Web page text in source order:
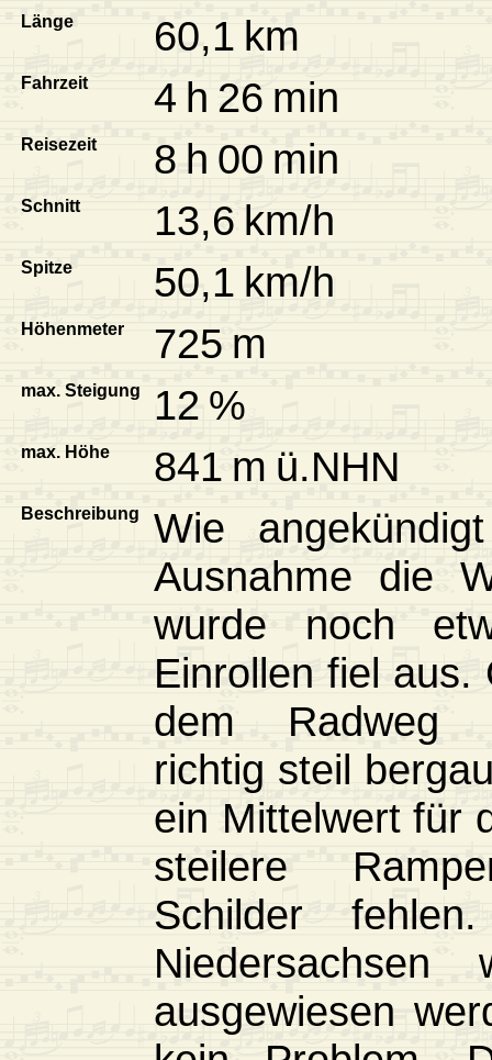
Länge 60,1 km
Fahrzeit 4 h 26 min
Reisezeit 8 h 00 min
Schnitt 13,6 km/h
Spitze 50,1 km/h
Höhenmeter 725 m
max. Steigung 12 %
max. Höhe 841 m ü.NHN
Beschreibung
Wie
Ausnahme die
wurde noch
Einrollen fiel
dem Radweg
richtig steil
ein Mittelwert für
steilere
Schilder
ausgewiesen